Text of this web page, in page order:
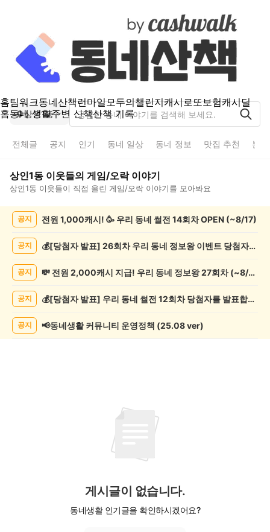
홈팀워크동네산책런마일모두의챌린지캐시로또보험캐시딜
홈동네 생활주변 산책산책 기록
상인1동
전체글 공지 인기 동네 일상 동네 정보 맛집 추천 분
상인1동 이웃들의 게임/오락이야기
상인1동 이웃들이 직접 올린 게임/오락 이야기를 모아봐요
임/
목
공지 전원 1,000캐시! 🥳 우리 동네 썰전 14회차 OPEN (~8/17)
공지 💰[당첨자 발표] 26회차 우리 동네 정보왕 이벤트 당첨자를 발표합니다!
공지 💸 전원 2,000캐시 지급! 우리 동네 정보왕 27회차 (~8/10)
공지 💰[당첨자 발표] 우리 동네 썰전 12회차 당첨자를 발표합니다!
공지 📢동네생활 커뮤니티 운영정책 (25.08 ver)
게시글이 없습니다.
동네생활 인기글을 확인하시겠어요?